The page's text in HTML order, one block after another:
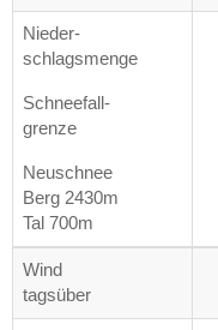
Nieder-
schlagsmenge
Schneefall-
grenze
Neuschnee
Berg 2430m
Tal 700m
Wind
tagsüber